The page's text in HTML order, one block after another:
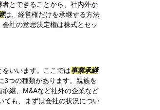
とできることから、社内外か
は、経営権だけを承継する方法
社の意思決定権は株式とセッ
いいます。ここでは事業承継
3つの種類があります。親族を
継、M&Aなど社外の企業など
ても、まずは会社の状況につい